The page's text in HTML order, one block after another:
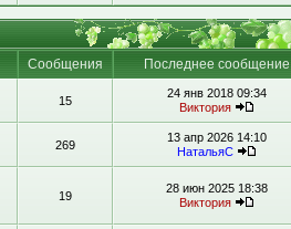
Сообщения
Последнее сообщение
15
24 янв 2018 09:34
Виктория
269
13 апр 2026 14:10
НатальяС
19
28 июн 2025 18:38
Виктория